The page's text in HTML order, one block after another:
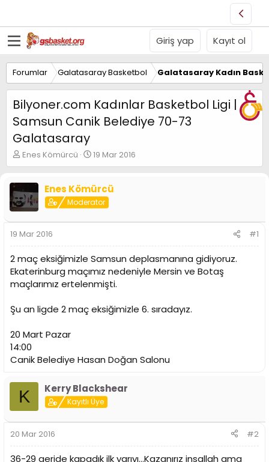
Giriş yap Kayıt ol
Forumlar Galatasaray Basketbol Galatasaray Kadın
Bilyoner.com Kadınlar Basketbol Ligi |
Samsun Canik Belediye 70-73
Galatasaray
K
o
u
y
u
B
a
ş
a
t
a
Enes Kömürcü
B
a
l
a
n
g
a
r
i
i
19 Mar 2016
Enes Kömürcü
Moderator
19 Mar 2016 #1
2 maç eksiğimizle Samsun deplasmanına gidiyoruz.
Ekaterinburg maçımız nedeniyle Mersin ve Botaş
maçlarımız ertelenmişti.
Şu an ligde 2 maç eksiğimizle 6. sıradayız.
20 Mart Pazar
14:00
Canik Belediye Hasan Doğan Salonu
K Kerry Blackshear
Kayıtlı Üye
20 Mar 2016 #2
36-29 geride kapadık ilk yarıyı...Kazanırız insallah ama